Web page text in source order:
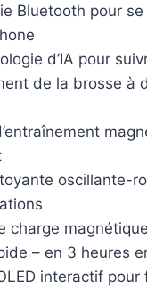
Bluetooth pour
d’IA pour
de la brosse à
oscillante-
charge magnétique
– en 3 heures
interactif pour